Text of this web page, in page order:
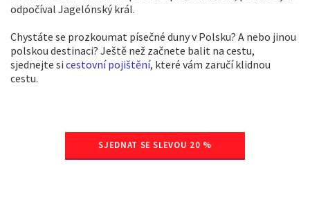
odpočíval Jagelónský král.
Chystáte se prozkoumat písečné duny v Polsku? A nebo jinou
polskou destinaci? Ještě než začnete balit na cestu,
sjednejte si cestovní pojištění, které vám zaručí klidnou
cestu.
SJEDNAT SE SLEVOU 20 %